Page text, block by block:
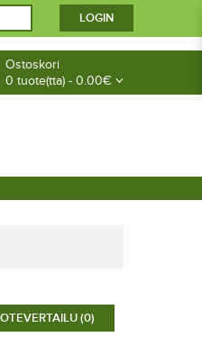
Ostoskori
0 tuote(tta) - 0.00€
(0)